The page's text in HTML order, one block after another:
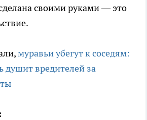
своими руками — это
муравьи убегут к соседям:
душит вредителей за